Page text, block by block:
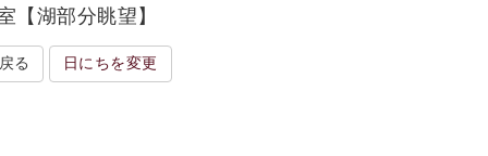
【湖部分眺望】
戻る 日にちを変更